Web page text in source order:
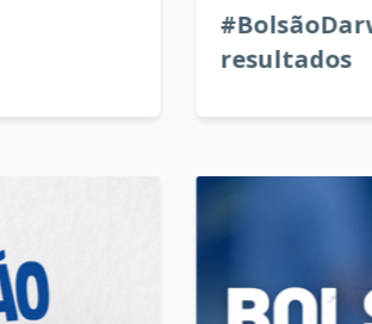
#BolsãoDarwin2025: veja